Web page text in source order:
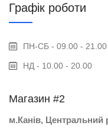
Графік роботи
ПН-СБ - 09.00 - 21.00
НД - 10.00 - 20.00
Магазин #2
м.Канів, Центральний